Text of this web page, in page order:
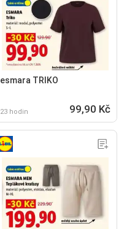
esmara TRIKO
23 hodin 99,90 Kč